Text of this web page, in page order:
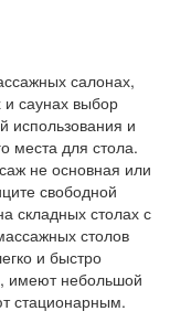
салонах,
и саунах выбор
использования и
места для стола.
не основная или
свободной
складных столах с
столов
и быстро
имеют небольшой
стационарным.